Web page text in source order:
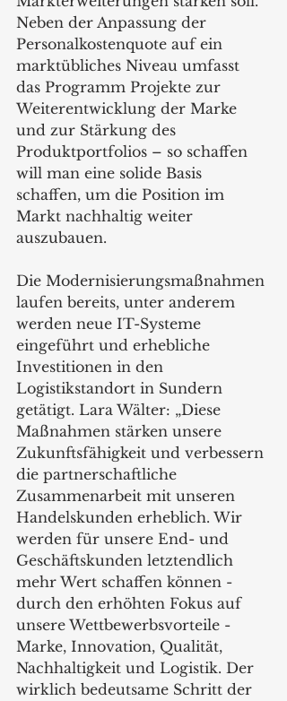
Neben der Anpassung der
Personalkostenquote auf ein
marktübliches Niveau umfasst
das Programm Projekte zur
Weiterentwicklung der Marke
und zur Stärkung des
Produktportfolios – so schaffen
will man eine solide Basis
schaffen, um die Position im
Markt nachhaltig weiter
auszubauen.
Die Modernisierungsmaßnahmen
laufen bereits, unter anderem
werden neue IT-Systeme
eingeführt und erhebliche
Investitionen in den
Logistikstandort in Sundern
getätigt. Lara Wälter: „Diese
Maßnahmen stärken unsere
Zukunftsfähigkeit und verbessern
die partnerschaftliche
Zusammenarbeit mit unseren
Handelskunden erheblich. Wir
werden für unsere End- und
Geschäftskunden letztendlich
mehr Wert schaffen können -
durch den erhöhten Fokus auf
unsere Wettbewerbsvorteile -
Marke, Innovation, Qualität,
Nachhaltigkeit und Logistik. Der
wirklich bedeutsame Schritt der